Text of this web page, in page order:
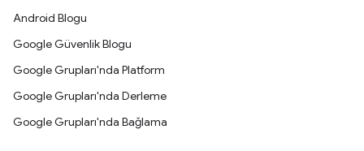
Android Blogu
Google Güvenlik Blogu
Google Grupları'nda Platform
Google Grupları'nda Derleme
Google Grupları'nda Bağlama